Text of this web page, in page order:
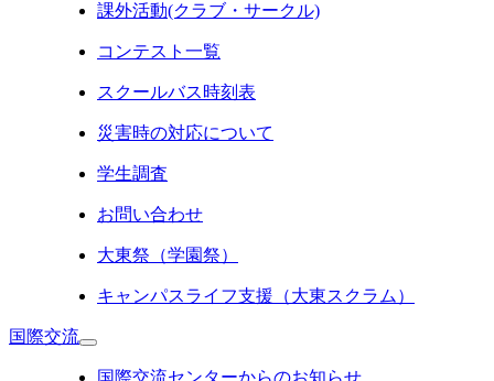
課外活動(クラブ・サークル)
コンテスト一覧
スクールバス時刻表
災害時の対応について
学生調査
お問い合わせ
大東祭（学園祭）
キャンパスライフ支援（大東スクラム）
国際交流
国際交流センターからのお知らせ